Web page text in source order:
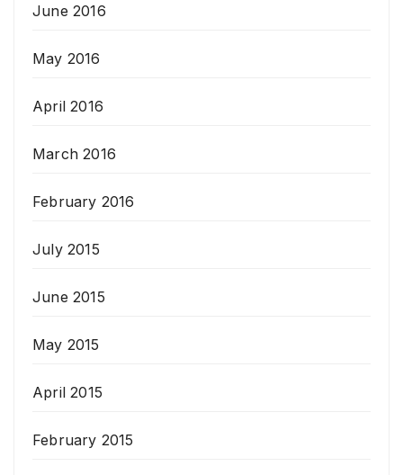
June 2016
May 2016
April 2016
March 2016
February 2016
July 2015
June 2015
May 2015
April 2015
February 2015